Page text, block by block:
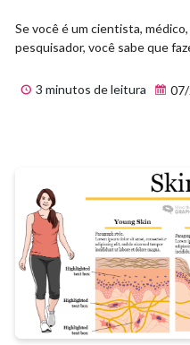
Se você é um cientista,
pesquisador, você sabe que
3 minutos de leitura